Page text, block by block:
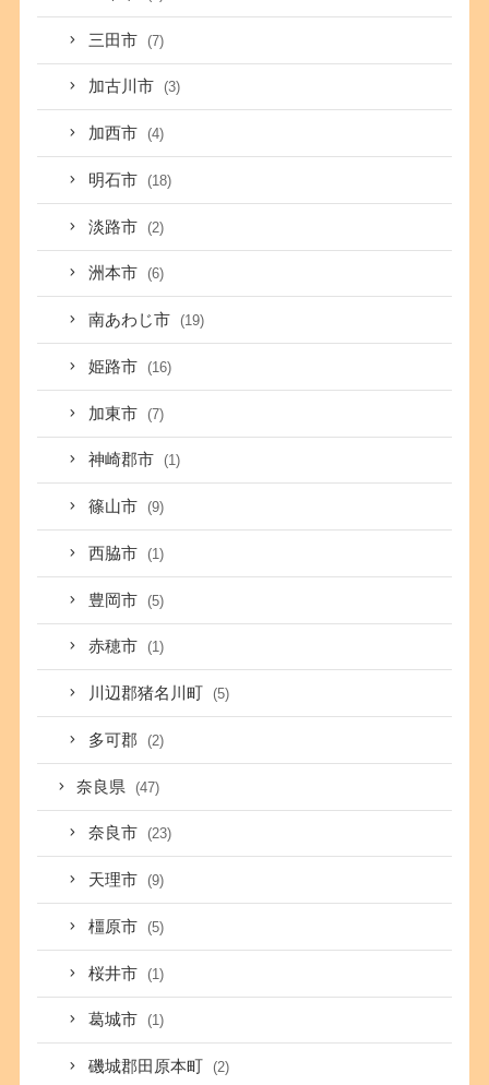
三田市 (7)
加古川市 (3)
加西市 (4)
明石市 (18)
淡路市 (2)
洲本市 (6)
南あわじ市 (19)
姫路市 (16)
加東市 (7)
神崎郡市 (1)
篠山市 (9)
西脇市 (1)
豊岡市 (5)
赤穂市 (1)
川辺郡猪名川町 (5)
多可郡 (2)
奈良県 (47)
奈良市 (23)
天理市 (9)
橿原市 (5)
桜井市 (1)
葛城市 (1)
磯城郡田原本町 (2)